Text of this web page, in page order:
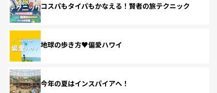
コスパもタイパもかなえる！賢者の旅テクニック
地球の歩き方♥偏愛ハワイ
今年の夏はインスパイアへ！